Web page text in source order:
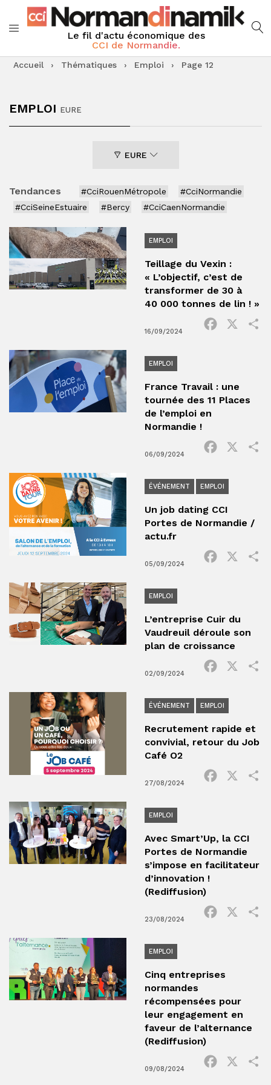
Le fil d'actu économique des
CCI de Normandie.
Accueil › Thématiques › Emploi › Page 12
EMPLOI EURE
EURE
Tendances #CciRouenMétropole
#CciNormandie
#CciSeineEstuaire
#Bercy #CciCaenNormandie
EMPLOI
Teillage du Vexin :
« L’objectif, c’est de
transformer de 30 à
40 000 tonnes de lin ! »
16/09/2024
Facebook
EMPLOI
France Travail : une
tournée des 11 Places
de l’emploi en
Normandie !
06/09/2024
Facebook
ÉVÉNEMENT EMPLOI
Un job dating CCI
Portes de Normandie /
actu.fr
05/09/2024
Facebook
EMPLOI
L’entreprise Cuir du
Vaudreuil déroule son
plan de croissance
02/09/2024
Facebook
ÉVÉNEMENT EMPLOI
Recrutement rapide et
convivial, retour du Job
Café O2
27/08/2024
Facebook
EMPLOI
Avec Smart’Up, la CCI
Portes de Normandie
s’impose en facilitateur
d’innovation !
(Rediffusion)
23/08/2024
Facebook
EMPLOI
Cinq entreprises
normandes
récompensées pour
leur engagement en
faveur de l’alternance
(Rediffusion)
09/08/2024
Facebook